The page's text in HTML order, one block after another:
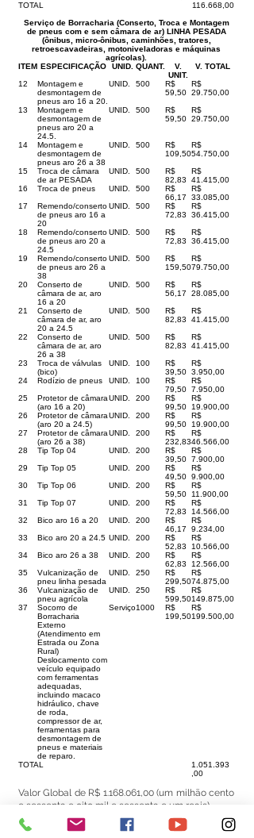
TOTAL
116.668,00
Serviço de Borracharia (Conserto, Troca e Montagem
de pneus com e sem câmara de ar) LINHA PESADA
(ônibus, micro-ônibus, caminhões, tratores,
retroescavadeiras, motoniveladoras e máquinas
agrícolas).
ITEM ESPECIFICAÇÃO UNID. QUANT.
V.
UNIT.
V. TOTAL
12
Montagem e
desmontagem de
pneus aro 16 a 20.
UNID. 500
R$
59,50
R$
29.750,00
13
Montagem e
desmontagem de
pneus aro 20 a
24.5.
UNID. 500
R$
59,50
R$
29.750,00
14
Montagem e
desmontagem de
pneus aro 26 a 38
UNID. 500
R$
109,50
R$
54.750,00
15
Troca de câmara
de ar PESADA
UNID. 500
R$
82,83
R$
41.415,00
16
Troca de pneus UNID. 500
R$
66,17
R$
33.085,00
17
Remendo/conserto
de pneus aro 16 a
20
UNID. 500
R$
72,83
R$
36.415,00
18
Remendo/conserto
de pneus aro 20 a
24.5
UNID. 500
R$
72,83
R$
36.415,00
19
Remendo/conserto
de pneus aro 26 a
38
UNID. 500
R$
159,50
R$
79.750,00
20
Conserto de
câmara de ar, aro
16 a 20
UNID. 500
R$
56,17
R$
28.085,00
21
Conserto de
câmara de ar, aro
20 a 24.5
UNID. 500
R$
82,83
R$
41.415,00
22
Conserto de
câmara de ar, aro
26 a 38
UNID. 500
R$
82,83
R$
41.415,00
23
Troca de válvulas
(bico)
UNID. 100
R$
39,50
R$
3.950,00
24
Rodízio de pneus UNID. 100
R$
79,50
R$
7.950,00
25
Protetor de câmara
(aro 16 a 20)
UNID. 200
R$
99,50
R$
19.900,00
26
Protetor de câmara
(aro 20 a 24.5)
UNID. 200
R$
99,50
R$
19.900,00
27
Protetor de câmara
(aro 26 a 38)
UNID. 200
R$
232,83
R$
46.566,00
28
Tip Top 04 UNID. 200
R$
39,50
R$
7.900,00
29
Tip Top 05 UNID. 200
R$
49,50
R$
9.900,00
30
Tip Top 06 UNID. 200
R$
59,50
R$
11.900,00
31
Tip Top 07 UNID. 200
R$
72,83
R$
14.566,00
32
Bico aro 16 a 20 UNID. 200
R$
46,17
R$
9.234,00
33
Bico aro 20 a 24.5 UNID. 200
R$
52,83
R$
10.566,00
34
Bico aro 26 a 38 UNID. 200
R$
62,83
R$
12.566,00
35
Vulcanização de
pneu linha pesada
UNID. 250
R$
299,50
R$
74.875,00
36
Vulcanização de
pneu agrícola
UNID. 250
R$
599,50
R$
149.875,00
37
Socorro de
Borracharia
Externo
(Atendimento em
Estrada ou Zona
Rural)
Deslocamento com
veículo equipado
com ferramentas
adequadas,
incluindo macaco
hidráulico, chave
de roda,
compressor de ar,
ferramentas para
desmontagem de
pneus e materiais
de reparo.
Serviço1000
R$
199,50
R$
199.500,00
TOTAL
1.051.393
,00
Valor Global de R$ 1.168.061,00 (um milhão cento
e sessenta e oito mil e sessenta e um reais).
Assinam: Prefeita Municipal de Senador
Guiomard, Rosana Pereira da Silva pela